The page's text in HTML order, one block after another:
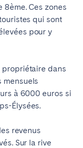
8ème. Ces zones
qui sont
pour y
propriétaire dans
mensuels
à 6000 euros si
Élysées.
revenus
Sur la rive